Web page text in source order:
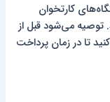
کارتخوان
توصیه می‌شود قبل از
تا در زمان پرداخت